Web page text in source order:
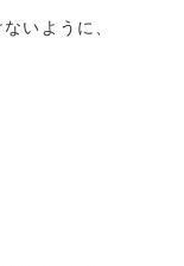
いように、